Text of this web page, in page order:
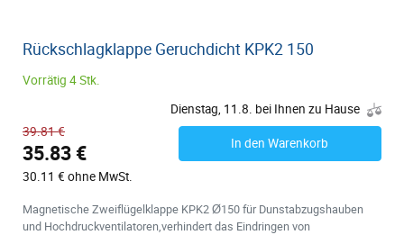
Rückschlagklappe Geruchdicht KPK2 150
Vorrätig 4 Stk.
Dienstag, 11.8. bei Ihnen zu Hause
39.81 €
35.83 €
30.11 € ohne MwSt.
In den Warenkorb
Magnetische Zweiflügelklappe KPK2 Ø150 für Dunstabzugshauben
und Hochdruckventilatoren,verhindert das Eindringen von